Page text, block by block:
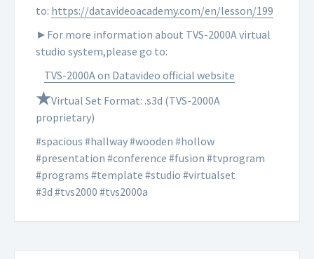
to: https://datavideoacademy.com/en/lesson/199
►For more information about TVS-2000A virtual
studio system,please go to:
TVS-2000A on Datavideo official website
★Virtual Set Format: .s3d (TVS-2000A
proprietary)
#spacious #hallway #wooden #hollow
#presentation #conference #fusion #tvprogram
#programs #template #studio #virtualset
#3d #tvs2000 #tvs2000a